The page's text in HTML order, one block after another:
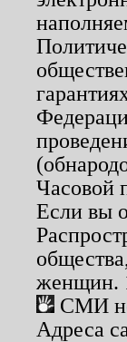
Часовой
Если вы
женщин.
СМИ
Адреса